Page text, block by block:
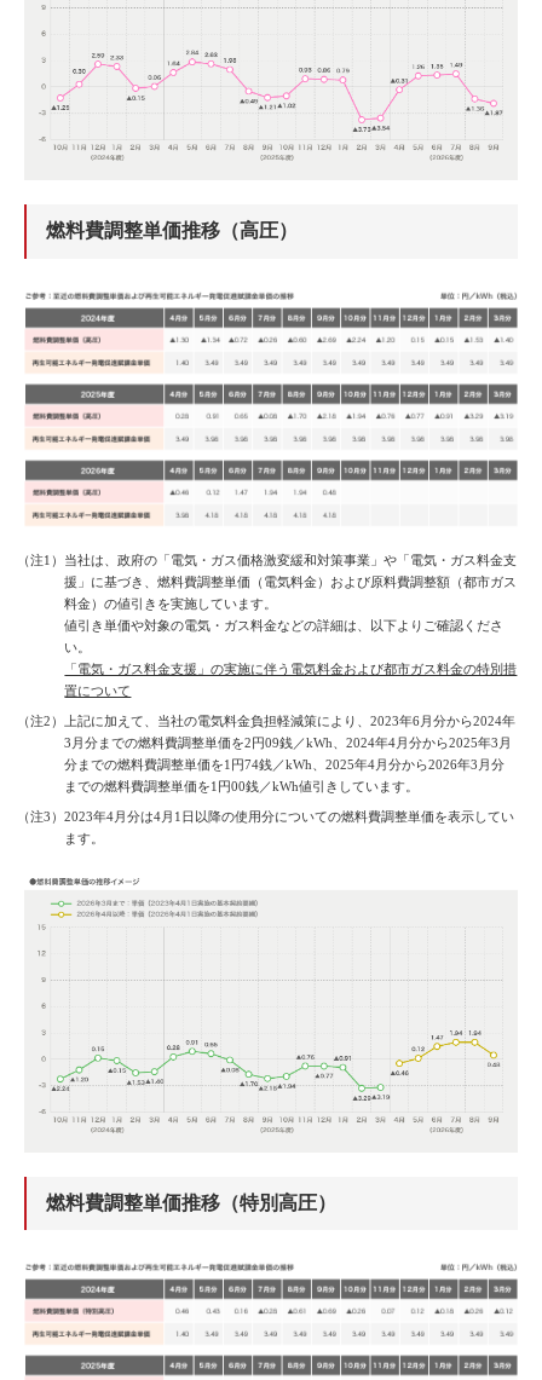
燃料費調整単価推移（高圧）
（注1）当社は、政府の「電気・ガス価格激変緩和対策事業」や「電気・ガス料金支
援」に基づき、燃料費調整単価（電気料金）および原料費調整額（都市ガス
料金）の値引きを実施しています。
値引き単価や対象の電気・ガス料金などの詳細は、以下よりご確認くださ
い。
「電気・ガス料金支援」の実施に伴う電気料金および都市ガス料金の特別措
置について
（注2）上記に加えて、当社の電気料金負担軽減策により、2023年6月分から2024年
3月分までの燃料費調整単価を2円09銭／kWh、2024年4月分から2025年3月
分までの燃料費調整単価を1円74銭／kWh、2025年4月分から2026年3月分
までの燃料費調整単価を1円00銭／kWh値引きしています。
（注3）2023年4月分は4月1日以降の使用分についての燃料費調整単価を表示してい
ます。
燃料費調整単価推移（特別高圧）